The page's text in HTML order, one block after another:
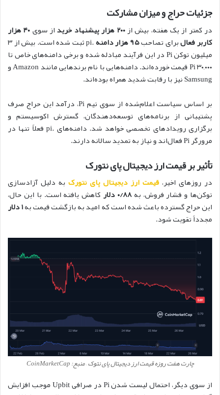
جزئیات حراج و میزان مشارکت
در کمتر از یک هفته، بیش از۲۰۰ هزار پیشنهاد خرید از سوی
۴۰ هزار
کاربر فعالبرای تصاحب۹۵ هزار دامنه
.pi ثبت شده است. بیش از ۳
میلیون توکن Pi در این فرآیند مبادله شده و برخی دامنه‌های خاص تا
۳۰,۰۰۰ Pi قیمت خورده‌اند. دامنه‌هایی با نام برندهایی مانند Amazon و
Samsung نیز با رقابت شدید همراه بوده‌اند.
بر اساس سیاست اعلام‌شده از سوی تیم Pi، درآمد این حراج صرف
پشتیبانی از برنامه‌های توسعه‌دهندگان، گسترش اکوسیستم و
برگزاری رویدادهای تخصصی خواهد شد. دامنه‌های .pi فعلاً تنها در
مرورگر Pi فعال‌اند و نیاز به تمدید سالانه دارند.
تأثیر بر قیمت ارز دیجیتال پای نتورک
در روزهای اخیر، قیمت ارز دیجیتال پای نتورک به دلیل آزادسازی
توکن‌ها و فشار فروش، به۰/۸۸ دلار
کاهش یافته است. با این حال،
این حراج گسترده باعث شده است که امید به بازگشت قیمت به۱ دلار
مجدداً تقویت شود.
چارت هفت روزه قیمت ارز دیجیتال پای نتوک – منبع: CoinMarketCap
از سوی دیگر، احتمال لیست شدن Pi در صرافی Upbit موجب افزایش